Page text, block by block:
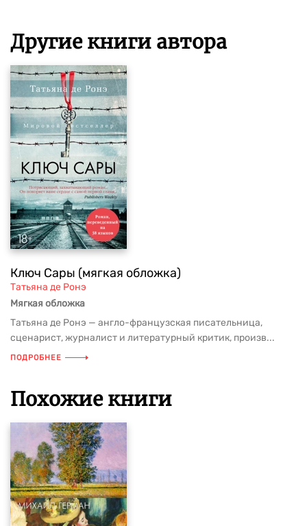
Другие книги автора
Ключ Сары (мягкая обложка)
Татьяна де Ронэ
Мягкая обложка
Татьяна де Ронэ — англо-французская писательница,
сценарист, журналист и литературный критик, произв...
ПОДРОБНЕЕ
Похожие книги